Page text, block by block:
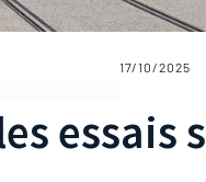
17/10/2025
essais